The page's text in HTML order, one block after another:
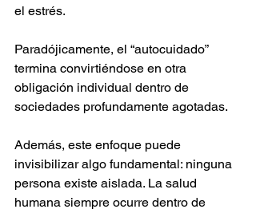
el estrés.
Paradójicamente, el “autocuidado”
termina convirtiéndose en otra
obligación individual dentro de
sociedades profundamente agotadas.
Además, este enfoque puede
invisibilizar algo fundamental: ninguna
persona existe aislada. La salud
humana siempre ocurre dentro de